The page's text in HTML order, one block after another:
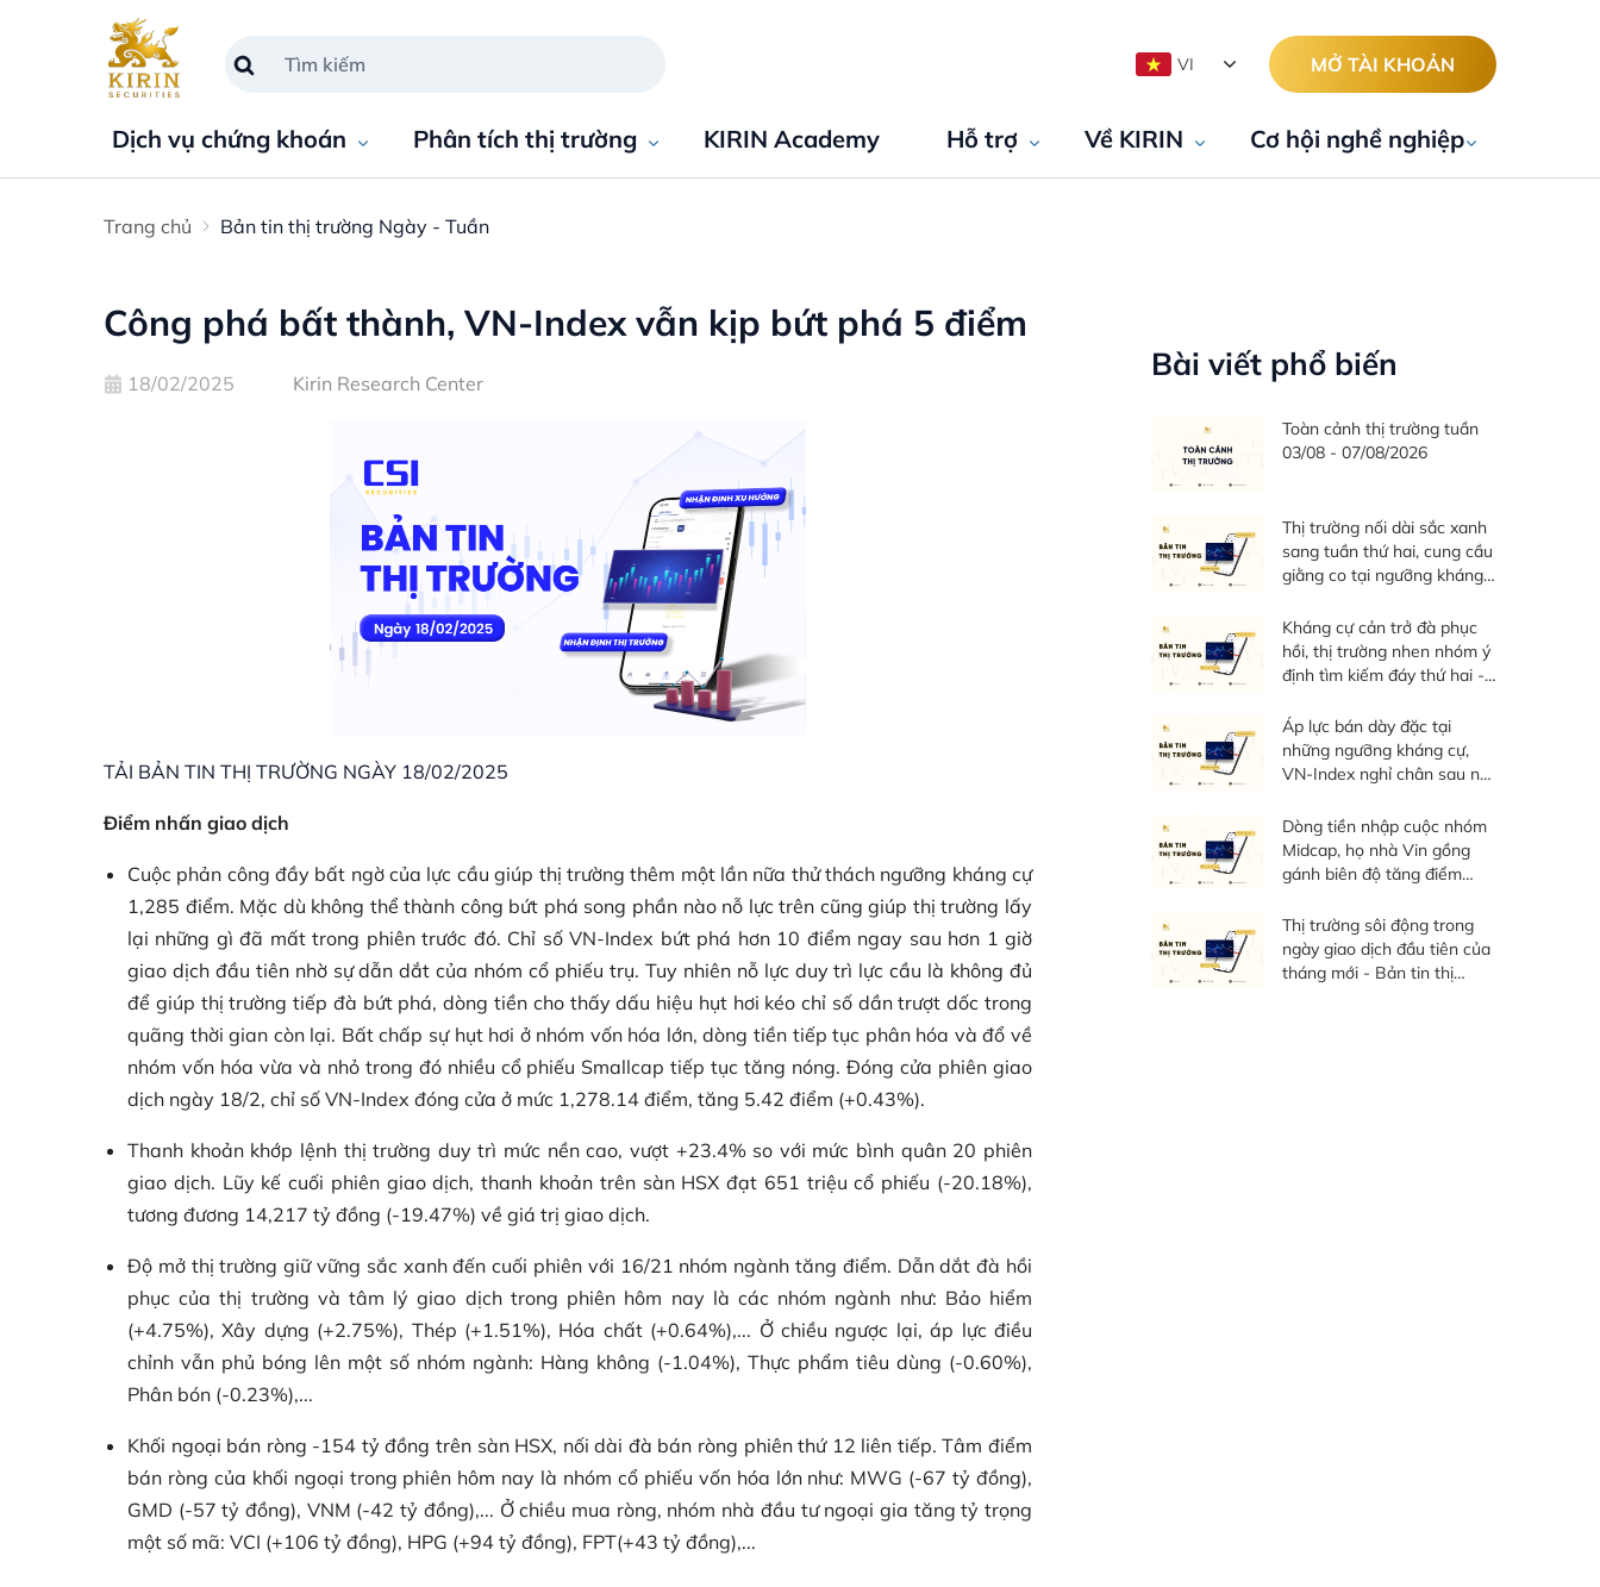
VI MỞ TÀI KHOẢN
Dịch vụ chứng khoán Phân tích thị trường KIRIN Academy Hỗ trợ Về KIRIN Cơ hội nghề nghiệp
Trang chủ Bản tin thị trường Ngày - Tuần
Công phá bất thành, VN-Index vẫn kịp bứt phá 5 điểm
18/02/2025 Kirin Research Center
TẢI BẢN TIN THỊ TRƯỜNG NGÀY 18/02/2025
Điểm nhấn giao dịch
Cuộc phản công đầy bất ngờ của lực cầu giúp thị trường thêm một lần nữa thử thách ngưỡng kháng cự
1,285 điểm. Mặc dù không thể thành công bứt phá song phần nào nỗ lực trên cũng giúp thị trường lấy
lại những gì đã mất trong phiên trước đó. Chỉ số VN-Index bứt phá hơn 10 điểm ngay sau hơn 1 giờ
giao dịch đầu tiên nhờ sự dẫn dắt của nhóm cổ phiếu trụ. Tuy nhiên nỗ lực duy trì lực cầu là không đủ
để giúp thị trường tiếp đà bứt phá, dòng tiền cho thấy dấu hiệu hụt hơi kéo chỉ số dần trượt dốc trong
quãng thời gian còn lại. Bất chấp sự hụt hơi ở nhóm vốn hóa lớn, dòng tiền tiếp tục phân hóa và đổ về
nhóm vốn hóa vừa và nhỏ trong đó nhiều cổ phiếu Smallcap tiếp tục tăng nóng. Đóng cửa phiên giao
dịch ngày 18/2, chỉ số VN-Index đóng cửa ở mức 1,278.14 điểm, tăng 5.42 điểm (+0.43%).
Thanh khoản khớp lệnh thị trường duy trì mức nền cao, vượt +23.4% so với mức bình quân 20 phiên
giao dịch. Lũy kế cuối phiên giao dịch, thanh khoản trên sàn HSX đạt 651 triệu cổ phiếu (-20.18%),
tương đương 14,217 tỷ đồng (-19.47%) về giá trị giao dịch.
Độ mở thị trường giữ vững sắc xanh đến cuối phiên với 16/21 nhóm ngành tăng điểm. Dẫn dắt đà hồi
phục của thị trường và tâm lý giao dịch trong phiên hôm nay là các nhóm ngành như: Bảo hiểm
(+4.75%), Xây dựng (+2.75%), Thép (+1.51%), Hóa chất (+0.64%),... Ở chiều ngược lại, áp lực điều
chỉnh vẫn phủ bóng lên một số nhóm ngành: Hàng không (-1.04%), Thực phẩm tiêu dùng (-0.60%),
Phân bón (-0.23%),...
Khối ngoại bán ròng -154 tỷ đồng trên sàn HSX, nối dài đà bán ròng phiên thứ 12 liên tiếp. Tâm điểm
bán ròng của khối ngoại trong phiên hôm nay là nhóm cổ phiếu vốn hóa lớn như: MWG (-67 tỷ đồng),
GMD (-57 tỷ đồng), VNM (-42 tỷ đồng),... Ở chiều mua ròng, nhóm nhà đầu tư ngoại gia tăng tỷ trọng
một số mã: VCI (+106 tỷ đồng), HPG (+94 tỷ đồng), FPT(+43 tỷ đồng),...
Bài viết phổ biến
Toàn cảnh thị trường tuần
03/08 - 07/08/2026
Thị trường nối dài sắc xanh
sang tuần thứ hai, cung cầu
giằng co tại ngưỡng kháng
03/08 - 07/08/20267
Kháng cự cản trở đà phục
hồi, thị trường nhen nhóm ý
định tìm kiếm đáy thứ hai -
06/08/2026
Áp lực bán dày đặc tại
những ngưỡng kháng cự,
VN-Index nghỉ chân sau nỗ
trường ngày 05/08/2026
Dòng tiền nhập cuộc nhóm
Midcap, họ nhà Vin gồng
gánh biên độ tăng điểm
trường ngày 04/08/2026
Thị trường sôi động trong
ngày giao dịch đầu tiên của
tháng mới - Bản tin thị